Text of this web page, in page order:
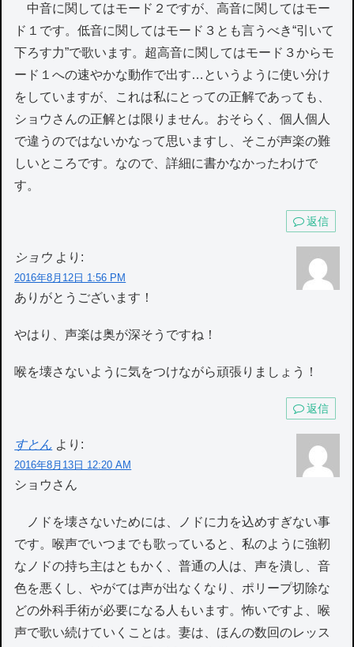
中音に関してはモード２ですが、高音に関してはモー
ド１です。低音に関してはモード３とも言うべき“引いて
下ろす力”で歌います。超高音に関してはモード３からモ
ード１への速やかな動作で出す…というように使い分け
をしていますが、これは私にとっての正解であっても、
ショウさんの正解とは限りません。おそらく、個人個人
で違うのではないかなって思いますし、そこが声楽の難
しいところです。なので、詳細に書かなかったわけで
す。
返信
ショウ より:
2016年8月12日 1:56 PM
ありがとうございます！
やはり、声楽は奥が深そうですね！
喉を壊さないように気をつけながら頑張りましょう！
返信
すとん より:
2016年8月13日 12:20 AM
ショウさん
ノドを壊さないためには、ノドに力を込めすぎない事
です。喉声でいつまでも歌っていると、私のように強靭
なノドの持ち主はともかく、普通の人は、声を潰し、音
色を悪くし、やがては声が出なくなり、ポリープ切除な
どの外科手術が必要になる人もいます。怖いですよ、喉
声で歌い続けていくことは。妻は、ほんの数回のレッス